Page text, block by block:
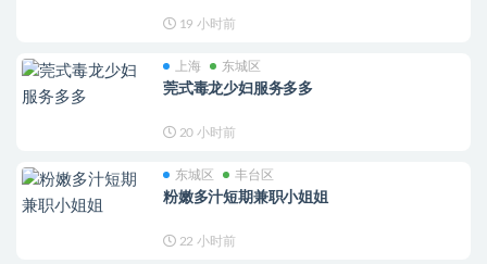
19 小时前
上海 东城区
莞式毒龙少妇服务多多
20 小时前
东城区 丰台区
粉嫩多汁短期兼职小姐姐
22 小时前